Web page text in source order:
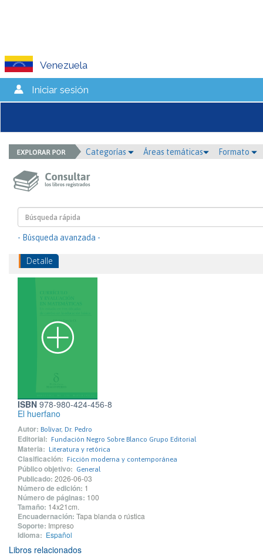
Venezuela
Iniciar sesión
Categorías Áreas temáticas Formato
- Búsqueda avanzada -
Detalle
ISBN 978-980-424-456-8
El huerfano
Autor: Bolívar, Dr. Pedro
Editorial: Fundación Negro Sobre Blanco Grupo Editorial
Materia: Literatura y retórica
Clasificación: Ficción moderna y contemporánea
Público objetivo: General
Publicado: 2026-06-03
Número de edición: 1
Número de páginas: 100
Tamaño: 14x21cm.
Encuadernación: Tapa blanda o rústica
Soporte: Impreso
Idioma: Español
Libros relacionados